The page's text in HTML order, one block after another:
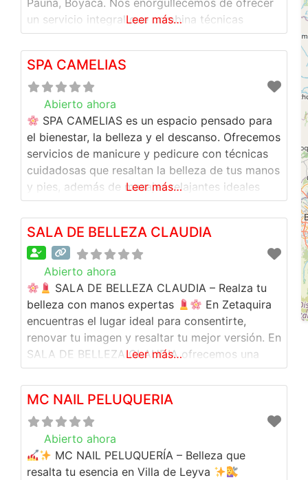
Pauna, Boyacá. Nos enorgullecemos de ofrecer
un servicio integral que combina técnicas
modernas con productos de alta calidad,
garantizando resultados excepcionales. Nuestro
enfoque en el cuidado de las uñas asegura que
luzcan sanas y hermosas, con opciones de
diseños
Leer más…
SPA CAMELIAS
Abierto ahora
SPA CAMELIAS es un espacio pensado para
el bienestar, la belleza y el descanso. Ofrecemos
servicios de manicure y pedicure con técnicas
cuidadosas que resaltan la belleza de tus manos
y pies, además de masajes relajantes ideales
para liberar el estrés del día a día y masajes
reductores enfocados en el cuidado y armonía
de tu cuerpo. Nuestro spa
Leer más…
SALA DE BELLEZA CLAUDIA
Abierto ahora
SALA DE BELLEZA CLAUDIA – Realza tu
belleza con manos expertas
En Zetaquira
encuentras el lugar ideal para consentirte,
renovar tu imagen y resaltar tu mejor versión. En
SALA DE BELLEZA CLAUDIA ofrecemos una
amplia variedad de servicios de cuidado
personal y estética, pensados para brindarte
resultados profesionales y duraderos:
de cabello modernos y personalizados
Peinados
Leer más…
MC NAIL PELUQUERIA
Abierto ahora
MC NAIL PELUQUERÍA – Belleza que
resalta tu esencia en Villa de Leyva